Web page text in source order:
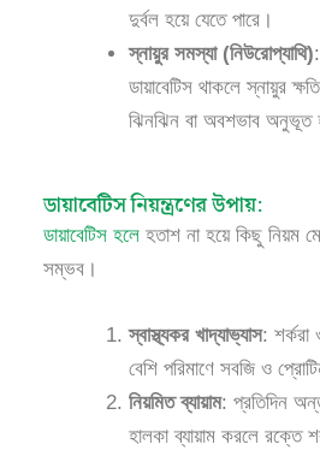
দুর্বল হয়ে যেতে পারে।
স্নায়ুর সমস্যা (নিউরোপ্যাথি)
ডায়াবেটিস থাকলে স্নায়ুর
ঝিনঝিন বা অবশভাব অনুভূত
ডায়াবেটিস নিয়ন্ত্রণের উপায়:
ডায়াবেটিস হলে হতাশ না হয়ে কিছু নিয়ম
সম্ভব।
স্বাস্থ্যকর খাদ্যাভ্যাস: শর্করা
বেশি পরিমাণে সবজি ও
নিয়মিত ব্যায়াম: প্রতিদিন
হালকা ব্যায়াম করলে রক্তে